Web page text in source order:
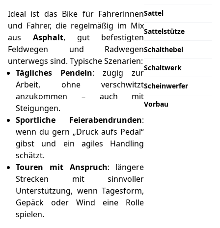
Ideal ist das Bike für Fahrerinnen
und Fahrer, die regelmäßig im Mix
aus Asphalt, gut befestigten
Feldwegen und Radwegen
unterwegs sind. Typische Szenarien:
Tägliches Pendeln: zügig zur
Arbeit, ohne verschwitzt
anzukommen – auch mit
Steigungen.
Sportliche Feierabendrunden:
wenn du gern „Druck aufs Pedal“
gibst und ein agiles Handling
schätzt.
Touren mit Anspruch: längere
Strecken mit sinnvoller
Unterstützung, wenn Tagesform,
Gepäck oder Wind eine Rolle
spielen.
Sattel
Sattelstütze
Schalthebel
Schaltwerk
Scheinwerfer
Vorbau